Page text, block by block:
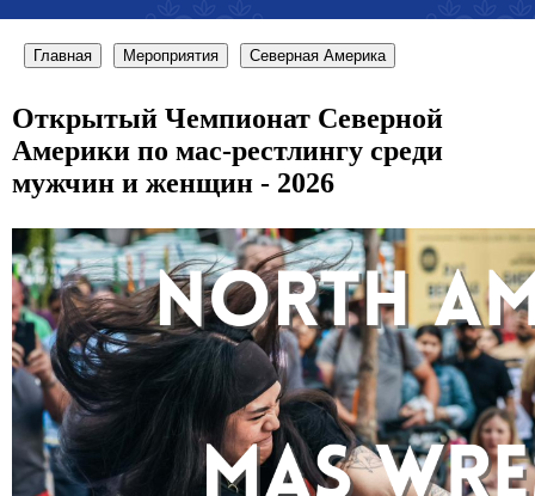
Главная Мероприятия Северная Америка
Открытый Чемпионат Северной
Америки по мас-рестлингу среди
мужчин и женщин - 2026